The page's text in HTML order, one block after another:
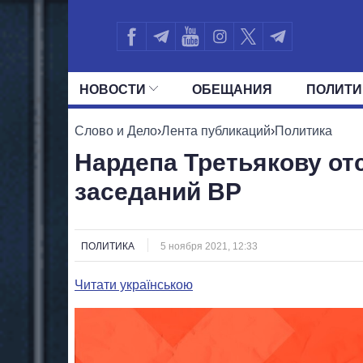
НОВОСТИ ОБЕЩАНИЯ
ВСЕ ПОЛИТИКИ ПРЕЗИДЕНТ И
Слово и Дело›Лента публикаций›Политика
Нардепа Третьякову
заседаний ВР
ПОЛИТИКА 5 ноября 2021, 12:33
Читати українською